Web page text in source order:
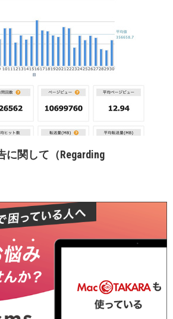
に関して（Regarding